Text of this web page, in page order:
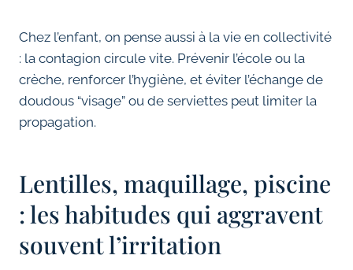
Chez l’enfant, on pense aussi à la vie en collectivité
: la contagion circule vite. Prévenir l’école ou la
crèche, renforcer l’hygiène, et éviter l’échange de
doudous “visage” ou de serviettes peut limiter la
propagation.
Lentilles, maquillage, piscine
: les habitudes qui aggravent
souvent l’irritation